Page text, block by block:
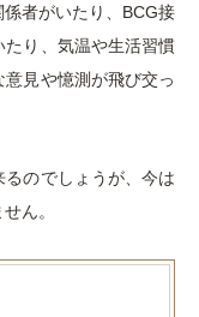
者がいたり、BCG接
り、気温や生活習慣
見や憶測が飛び交っ
のでしょうが、今は
ん。